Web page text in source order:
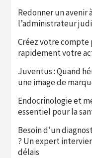
Redonner un avenir
l’administrateur
Créez votre
rapidement votre
Juventus : Quand
une image de
Endocrinologie et
essentiel pour la
Besoin d’un
? Un expert
délais